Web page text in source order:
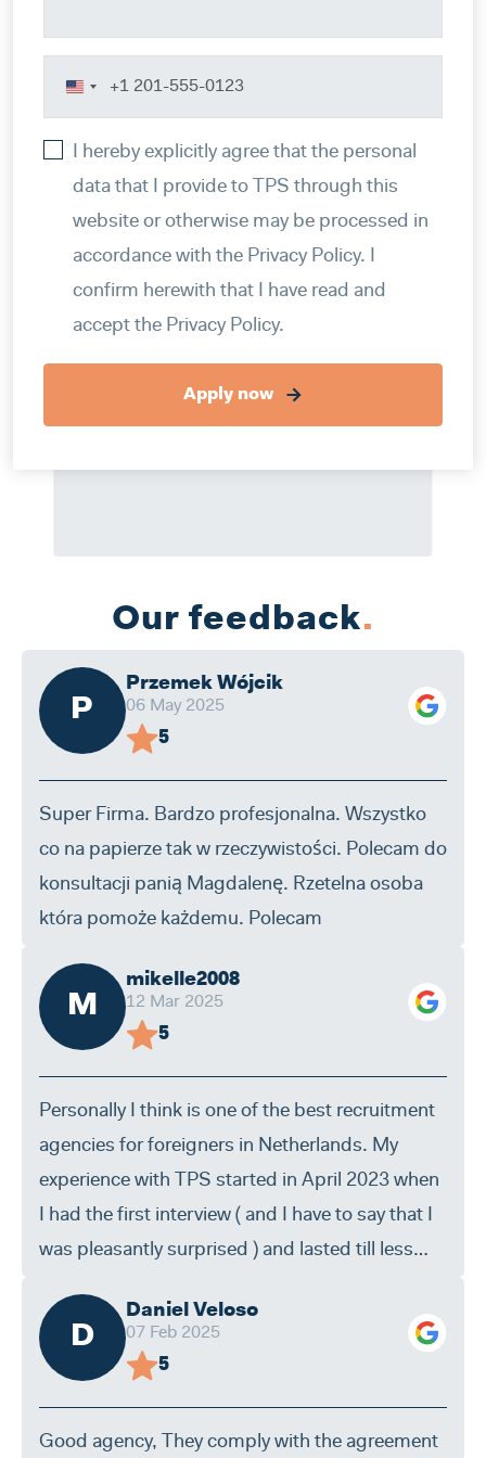
United
I hereby explicitly agree that the personal
data that I provide to TPS through this
website or otherwise may be processed in
accordance with the Privacy Policy. I
confirm herewith that I have read and
accept the Privacy Policy.
Apply now
Our feedback.
P
Przemek Wójcik
06 May 2025
5
Super Firma. Bardzo profesjonalna. Wszystko
co na papierze tak w rzeczywistości. Polecam do
konsultacji panią Magdalenę. Rzetelna osoba
która pomoże każdemu. Polecam
M
mikelle2008
12 Mar 2025
5
Personally I think is one of the best recruitment
agencies for foreigners in Netherlands. My
experience with TPS started in April 2023 when
I had the first interview ( and I have to say that I
was pleasantly surprised ) and lasted till less
one of their clients. By experience I think the
housing is ok , they make sure you find a clean
D
Daniel Veloso
07 Feb 2025
5
Good agency, They comply with the agreement